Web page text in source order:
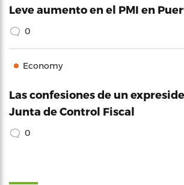
Leve aumento en el PMI en
0
Economy
Las confesiones de un
Junta de Control Fiscal
0